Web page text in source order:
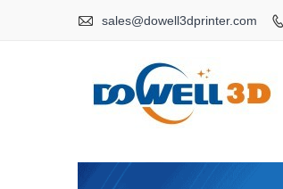
 sales@dowell3dprinter.com 